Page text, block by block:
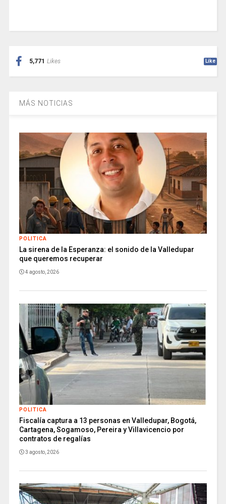
5,771 Likes Like
MÁS NOTICIAS
POLITICA
La sirena de la Esperanza: el sonido de la Valledupar
que queremos recuperar
4 agosto, 2026
POLITICA
Fiscalía captura a 13 personas en Valledupar, Bogotá,
Cartagena, Sogamoso, Pereira y Villavicencio por
contratos de regalías
3 agosto, 2026